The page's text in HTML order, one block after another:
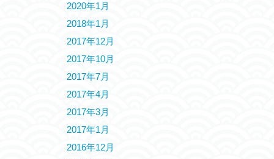
2020年1月
2018年1月
2017年12月
2017年10月
2017年7月
2017年4月
2017年3月
2017年1月
2016年12月